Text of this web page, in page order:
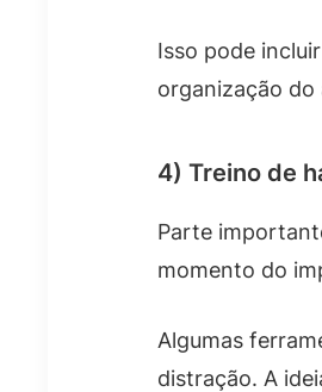
Isso pode
organização do
4) Treino de
Parte
momento do
Algumas
distração. A